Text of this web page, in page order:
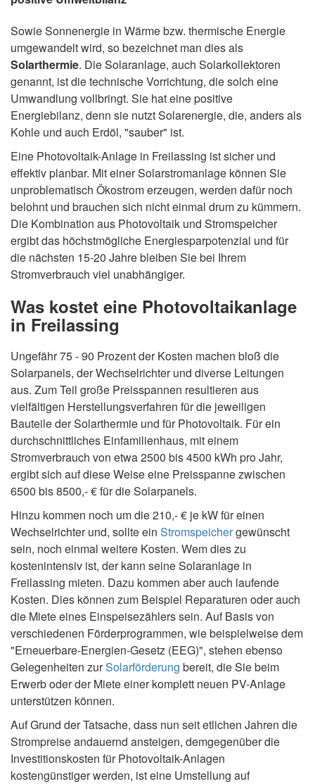
Sowie Sonnenergie in Wärme bzw. thermische Energie
umgewandelt wird, so bezeichnet man dies als
Solarthermie. Die Solaranlage, auch Solarkollektoren
genannt, ist die technische Vorrichtung, die solch eine
Umwandlung vollbringt. Sie hat eine positive
Energiebilanz, denn sie nutzt Solarenergie, die, anders als
Kohle und auch Erdöl, "sauber" ist.
Eine Photovoltaik-Anlage in Freilassing ist sicher und
effektiv planbar. Mit einer Solarstromanlage können Sie
unproblematisch Ökostrom erzeugen, werden dafür noch
belohnt und brauchen sich nicht einmal drum zu kümmern.
Die Kombination aus Photovoltaik und Stromspeicher
ergibt das höchstmögliche Energiesparpotenzial und für
die nächsten 15-20 Jahre bleiben Sie bei Ihrem
Stromverbrauch viel unabhängiger.
Was kostet eine Photovoltaikanlage
in Freilassing
Ungefähr 75 - 90 Prozent der Kosten machen bloß die
Solarpanels, der Wechselrichter und diverse Leitungen
aus. Zum Teil große Preisspannen resultieren aus
vielfältigen Herstellungsverfahren für die jeweiligen
Bauteile der Solarthermie und für Photovoltaik. Für ein
durchschnittliches Einfamilienhaus, mit einem
Stromverbrauch von etwa 2500 bis 4500 kWh pro Jahr,
ergibt sich auf diese Weise eine Preisspanne zwischen
6500 bis 8500,- € für die Solarpanels.
Hinzu kommen noch um die 210,- € je kW für einen
Wechselrichter und, sollte ein Stromspeichergewünscht
sein, noch einmal weitere Kosten. Wem dies zu
kostenintensiv ist, der kann seine Solaranlage in
Freilassing mieten. Dazu kommen aber auch laufende
Kosten. Dies können zum Beispiel Reparaturen oder auch
die Miete eines Einspeisezählers sein. Auf Basis von
verschiedenen Förderprogrammen, wie beispielweise dem
"Erneuerbare-Energien-Gesetz (EEG)", stehen ebenso
Gelegenheiten zurSolarförderung bereit, die Sie beim
Erwerb oder der Miete einer komplett neuen PV-Anlage
unterstützen können.
Auf Grund der Tatsache, dass nun seit etlichen Jahren die
Strompreise andauernd ansteigen, demgegenüber die
Investitionskosten für Photovoltaik-Anlagen
kostengünstiger werden, ist eine Umstellung auf